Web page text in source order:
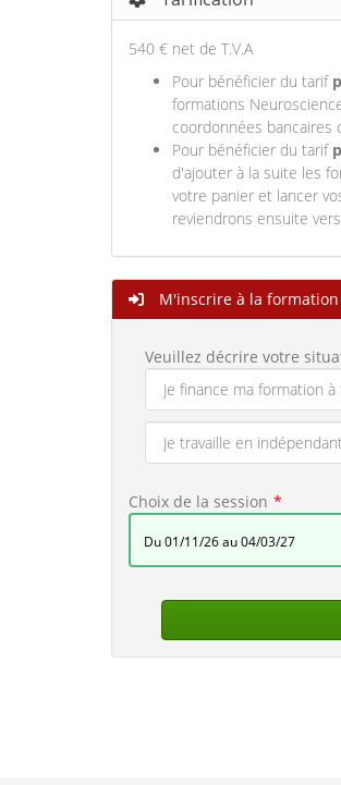
540 € net de T.V.A
Pour bénéficier du tarif
formations
coordonnées bancaires
Pour bénéficier du tarif
d'ajouter à la suite les
votre panier et lancer
reviendrons ensuite
M'inscrire à la formation
Veuillez décrire votre
Choix de la session
du 01/11/26 au 04/03/27